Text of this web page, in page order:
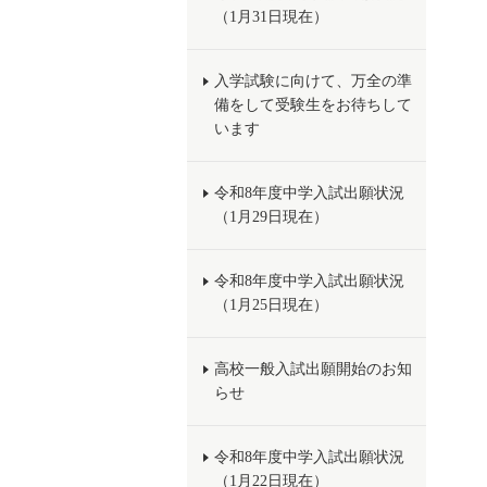
（1月31日現在）
入学試験に向けて、万全の準
備をして受験生をお待ちして
います
令和8年度中学入試出願状況
（1月29日現在）
令和8年度中学入試出願状況
（1月25日現在）
高校一般入試出願開始のお知
らせ
令和8年度中学入試出願状況
（1月22日現在）